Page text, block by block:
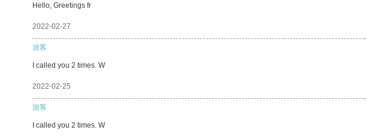
Hello, Greetings fr
2022-02-27
游客
I called you 2 times. W
2022-02-25
游客
I called you 2 times. W